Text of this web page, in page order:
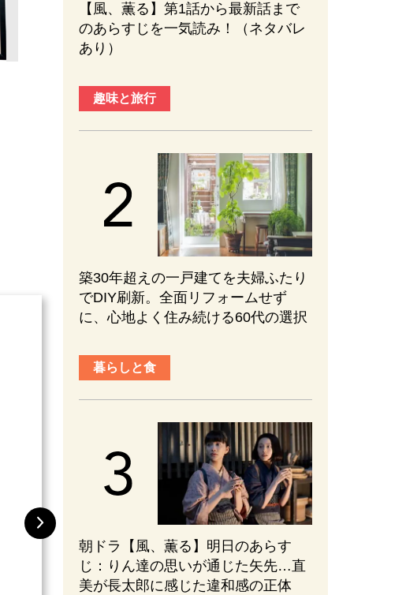
『元敬（ウォ
後半の見どこ
【風、薫る】第1話から最新話まで
のあらすじを一気読み！（ネタバレ
あり）
趣味と旅行
築30年超えの一戸建てを夫婦ふたり
でDIY刷新。全面リフォームせず
に、心地よく住み続ける60代の選択
暮らしと食
朝ドラ【風、薫る】明日のあらす
じ：​りん達の思いが通じた矢先…直
美が長太郎に感じた違和感の正体